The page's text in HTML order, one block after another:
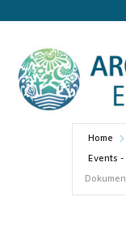
Home
Events -